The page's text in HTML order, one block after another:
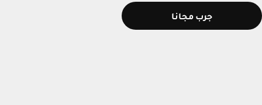
جرب مجانا